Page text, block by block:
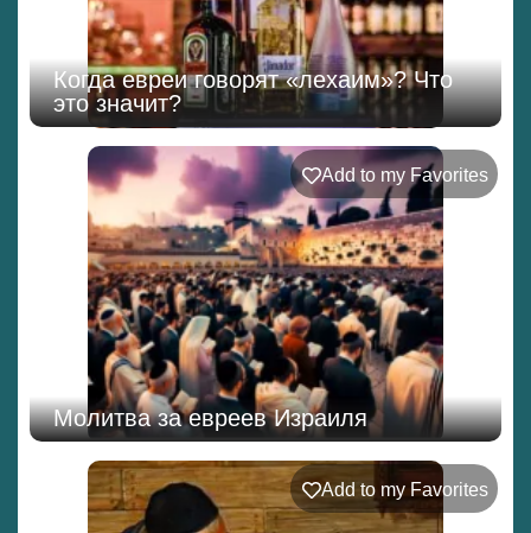
Когда евреи говорят «лехаим»? Что
это значит?
Add to my Favorites
Молитва за евреев Израиля
Add to my Favorites